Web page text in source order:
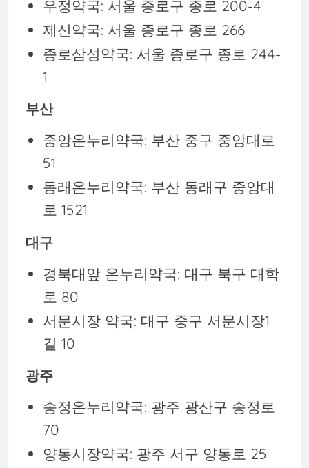
우정약국: 서울 종로구 종로 200-4
제신약국: 서울 종로구 종로 266
종로삼성약국: 서울 종로구 종로 244-
1
부산
중앙온누리약국: 부산 중구 중앙대로
51
동래온누리약국: 부산 동래구 중앙대
로 1521
대구
경북대앞 온누리약국: 대구 북구 대학
로 80
서문시장 약국: 대구 중구 서문시장1
길 10
광주
송정온누리약국: 광주 광산구 송정로
70
양동시장약국: 광주 서구 양동로 25